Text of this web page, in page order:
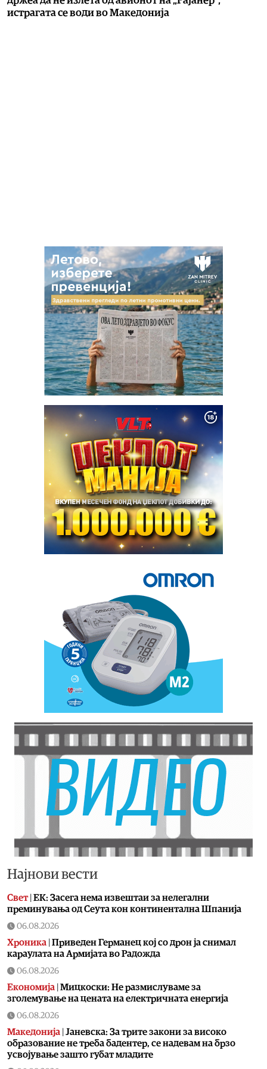
истрагата се води во Македонија
Најнови вести
Свет| ЕК: Засега нема извештаи за нелегални
преминувања од Сеута кон континентална Шпанија
06.08.2026
Хроника Приведен Германец кој со дрон ја снимал
караулата на Армијата во Радожда
06.08.2026
Економија Мицкоски: Не размислуваме за
зголемување на цената на електричната енергија
06.08.2026
Македонија Јаневска: За трите закони за високо
образование не треба бадентер, се надевам на брзо
усвојување зашто губат младите